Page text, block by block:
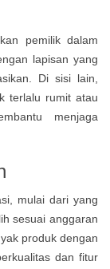
pemilik dalam
lapisan yang
Di sisi lain,
terlalu rumit atau
menjaga
mulai dari yang
sesuai anggaran
produk dengan
dan fitur